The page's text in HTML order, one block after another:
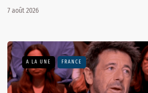
7 août 2026
A LA UNE FRANCE